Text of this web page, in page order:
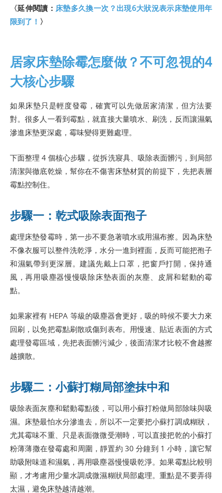
〈延伸閱讀： 床墊多久換一次？出現6大狀況表示床墊使用年
限到了！ 〉
居家床墊除霉怎麼做？不可忽視的4
大核心步驟
如果床墊只是輕度發霉，確實可以先做居家清潔，但方法要
對。很多人一看到霉點，就直接大量噴水、刷洗，反而讓濕氣
滲進床墊更深處，霉味變得更難處理。
下面整理 4 個核心步驟，從拆洗寢具、吸除表面髒污，到局部
清潔與徹底乾燥，幫你在不傷害床墊材質的前提下，先把表層
霉點控制住。
步驟一：乾式吸除表面孢子
處理床墊發霉時，第一步不要急著噴水或用濕布擦。因為床墊
不像衣服可以整件洗乾淨，水分一進到裡面，反而可能把孢子
和濕氣帶到更深層。建議先戴上口罩，把窗戶打開，保持通
風，再用吸塵器慢慢吸除床墊表面的灰塵、皮屑和鬆動的霉
點。
如果家裡有 HEPA 等級的吸塵器會更好，吸的時候不要大力來
回刷，以免把霉點刷散或傷到表布。用慢速、貼近表面的方式
處理發霉區域，先把表面髒污減少，後面清潔才比較不會越擦
越擴散。
步驟二：小蘇打糊局部塗抹中和
吸除表面灰塵和鬆動霉點後，可以用小蘇打粉做局部除味與吸
濕。床墊最怕水分滲進去，所以不一定要把小蘇打調成糊狀，
尤其霉味不重、只是表面微微受潮時，可以直接把乾的小蘇打
粉薄薄撒在發霉處和周圍，靜置約 30 分鐘到 1 小時，讓它幫
助吸附味道和濕氣，再用吸塵器慢慢吸乾淨。如果霉點比較明
顯，才考慮用少量水調成微濕糊狀局部處理。重點是不要弄得
太濕，避免床墊越清越潮。